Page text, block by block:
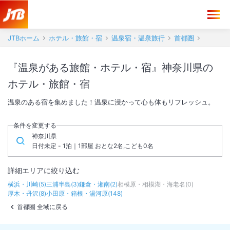
JTBホーム ホテル・旅館・宿 温泉宿・温泉旅行 首都圏
『温泉がある旅館・ホテル・宿』神奈川県の
ホテル・旅館・宿
温泉のある宿を集めました！温泉に浸かって心も体もリフレッシュ。
条件を変更する
神奈川県
日付未定 - 1泊｜1部屋 おとな2名,こども0名
詳細エリアに絞り込む
横浜・川崎(5)三浦半島(3)鎌倉・湘南(2)相模原・相模湖・海老名 (0)
厚木・丹沢(8)小田原・箱根・湯河原(148)
首都圏 全域に戻る